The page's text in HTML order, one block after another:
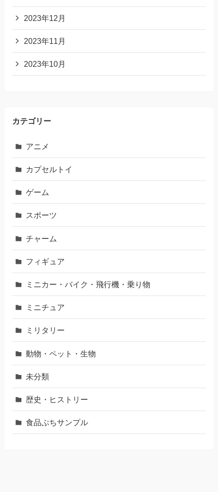
2023年12月
2023年11月
2023年10月
カテゴリー
アニメ
カプセルトイ
ゲーム
スポーツ
チャーム
フィギュア
ミニカー・バイク・飛行機・乗り物
ミニチュア
ミリタリー
動物・ペット・生物
未分類
歴史・ヒストリー
食品ぷちサンプル